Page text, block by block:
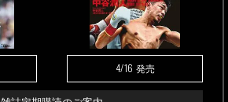
4/16 発売